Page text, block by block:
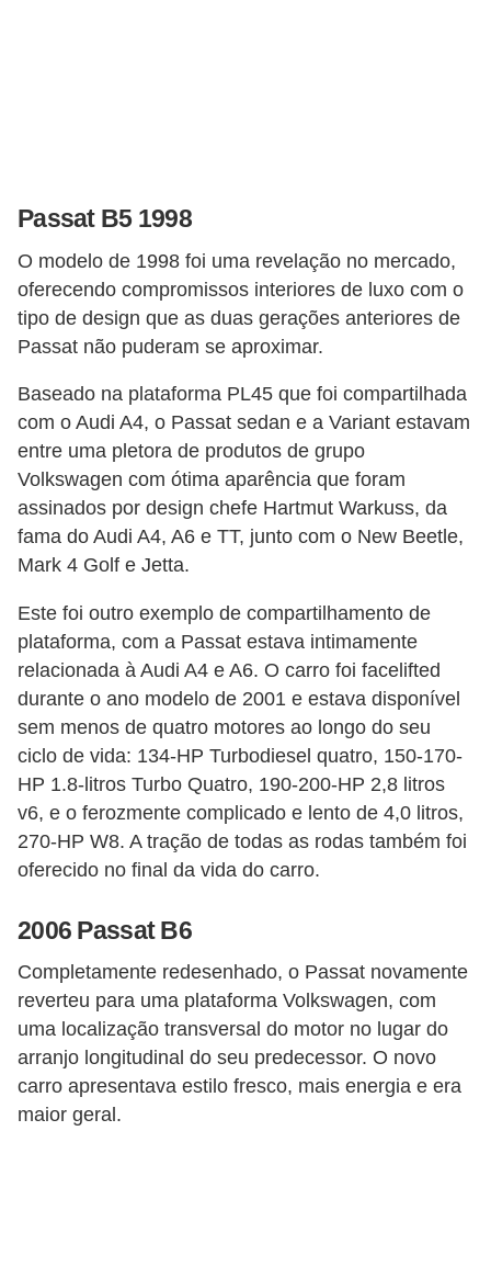
Passat B5 1998
O modelo de 1998 foi uma revelação no mercado,
oferecendo compromissos interiores de luxo com o
tipo de design que as duas gerações anteriores de
Passat não puderam se aproximar.
Baseado na plataforma PL45 que foi compartilhada
com o Audi A4, o Passat sedan e a Variant estavam
entre uma pletora de produtos de grupo
Volkswagen com ótima aparência que foram
assinados por design chefe Hartmut Warkuss, da
fama do Audi A4, A6 e TT, junto com o New Beetle,
Mark 4 Golf e Jetta.
Este foi outro exemplo de compartilhamento de
plataforma, com a Passat estava intimamente
relacionada à Audi A4 e A6. O carro foi facelifted
durante o ano modelo de 2001 e estava disponível
sem menos de quatro motores ao longo do seu
ciclo de vida: 134-HP Turbodiesel quatro, 150-170-
HP 1.8-litros Turbo Quatro, 190-200-HP 2,8 litros
v6, e o ferozmente complicado e lento de 4,0 litros,
270-HP W8. A tração de todas as rodas também foi
oferecido no final da vida do carro.
2006 Passat B6
Completamente redesenhado, o Passat novamente
reverteu para uma plataforma Volkswagen, com
uma localização transversal do motor no lugar do
arranjo longitudinal do seu predecessor. O novo
carro apresentava estilo fresco, mais energia e era
maior geral.
c
a
l
l
m
a
n
u
t
e
ç
ã
o
S
e
g
u
r
n
ç
a
e
s
e